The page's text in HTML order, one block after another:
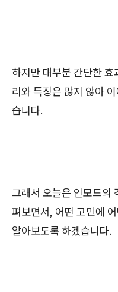
하지만 대부분 간단한
리와 특징은 많지 않아
습니다.
그래서 오늘은 인모드의
펴보면서, 어떤 고민에
알아보도록 하겠습니다.